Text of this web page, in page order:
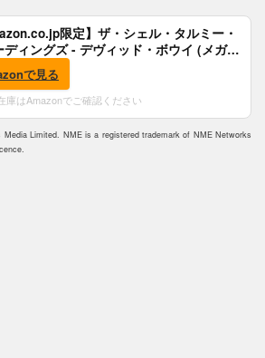
限定】ザ・シェル・タルミー・
ディングズ - デヴィッド・ボウイ (メガジ
で見る
庫はAmazonでご確認ください
Limited. NME is a registered trademark of NME Networks